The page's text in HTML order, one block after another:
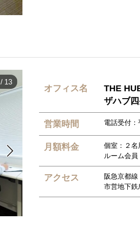

/ 13
オフィス名
THE
ザハブ四
営業時間 電話受付
月額料金
個室：２
ルーム会
アクセス
阪急京都
市営地下鉄